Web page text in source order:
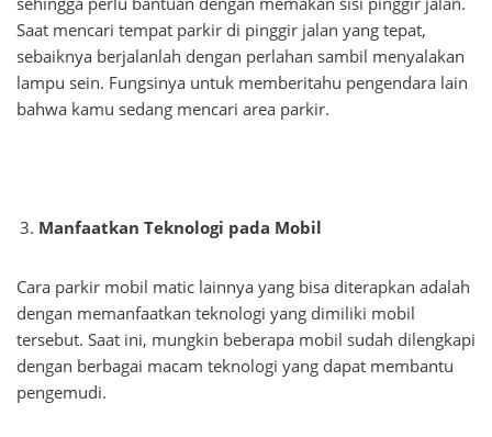
Saat mencari tempat parkir di pinggir jalan yang tepat,
sebaiknya berjalanlah dengan perlahan sambil menyalakan
lampu sein. Fungsinya untuk memberitahu pengendara lain
bahwa kamu sedang mencari area parkir.
Manfaatkan Teknologi pada Mobil
Cara parkir mobil matic lainnya yang bisa diterapkan adalah
dengan memanfaatkan teknologi yang dimiliki mobil
tersebut. Saat ini, mungkin beberapa mobil sudah dilengkapi
dengan berbagai macam teknologi yang dapat membantu
pengemudi.